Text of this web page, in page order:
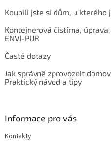
Koupili jste si dům, u kterého
Kontejnerová čistírna,
ENVI-PUR
Časté dotazy
Jak správně zprovoznit
Praktický návod a tipy
Informace pro vás
Kontakty